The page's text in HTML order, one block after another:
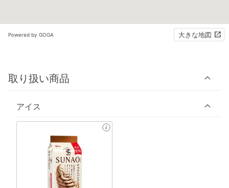
Powered by GOGA 大きな地図
取り扱い商品
アイス